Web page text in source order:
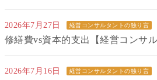
2026年7月27日 経営コンサルタントの独り言
修繕費vs資本的支出【経営コンサ
2026年7月16日 経営コンサルタントの独り言